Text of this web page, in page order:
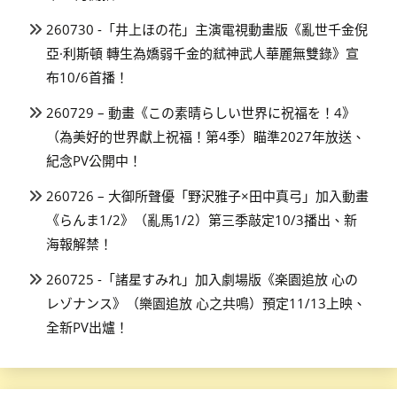
260730 -「井上ほの花」主演電視動畫版《亂世千金倪
亞·利斯頓 轉生為嬌弱千金的弒神武人華麗無雙錄》宣
布10/6首播！
260729 – 動畫《この素晴らしい世界に祝福を！4》
（為美好的世界獻上祝福！第4季）瞄準2027年放送、
紀念PV公開中！
260726 – 大御所聲優「野沢雅子×田中真弓」加入動畫
《らんま1/2》（亂馬1/2）第三季敲定10/3播出、新
海報解禁！
260725 -「諸星すみれ」加入劇場版《楽園追放 心の
レゾナンス》（樂園追放 心之共鳴）預定11/13上映、
全新PV出爐！